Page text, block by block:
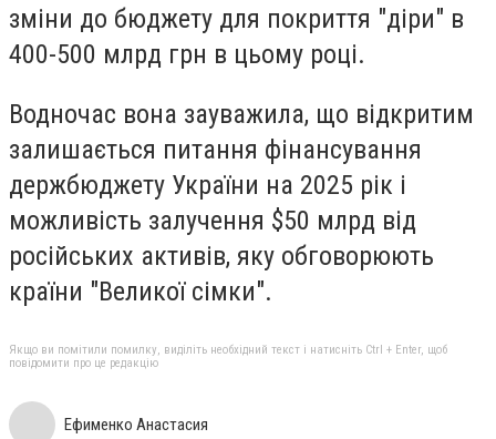
зміни до бюджету для покриття "діри" в
400-500 млрд грн в цьому році.
Водночас вона зауважила, що відкритим
залишається питання фінансування
держбюджету України на 2025 рік і
можливість залучення $50 млрд від
російських активів, яку обговорюють
країни "Великої сімки".
Якщо ви помітили помилку, виділіть необхідний текст і натисніть Ctrl + Enter, щоб
повідомити про це редакцію
Ефименко Анастасия